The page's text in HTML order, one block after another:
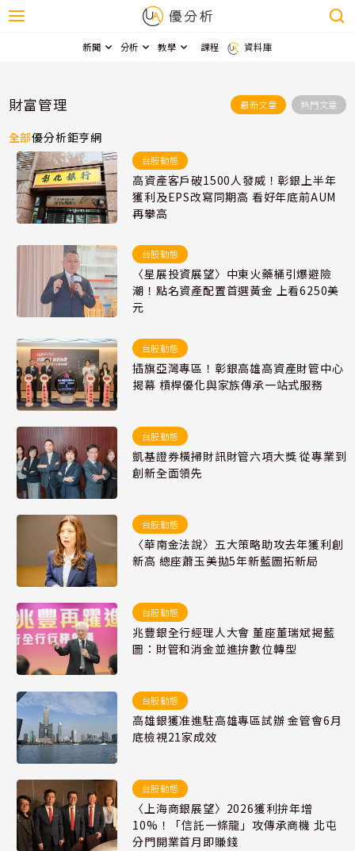
新聞 分析 教學 課程 資料庫
財富管理 最新文章 熱門文章
全部優分析鉅亨網
台股動態
高資產客戶破1500人發威！彰銀上半年
獲利及EPS改寫同期高 看好年底前AUM
再攀高
台股動態
〈星展投資展望〉中東火藥桶引爆避險
潮！點名資產配置首選黃金 上看6250美
元
台股動態
插旗亞灣專區！彰銀高雄高資產財管中心
揭幕 槓桿優化與家族傳承一站式服務
台股動態
凱基證券橫掃財訊財管六項大獎 從專業到
創新全面領先
台股動態
〈華南金法說〉五大策略助攻去年獲利創
新高 總座蕭玉美拋5年新藍圖拓新局
台股動態
兆豐銀全行經理人大會 董座董瑞斌揭藍
圖：財管和消金並進拚數位轉型
台股動態
高雄銀獲准進駐高雄專區試辦 金管會6月
底檢視21家成效
台股動態
〈上海商銀展望〉2026獲利拚年增
10%！「信託一條龍」攻傳承商機 北屯
分門開業首月即賺錢